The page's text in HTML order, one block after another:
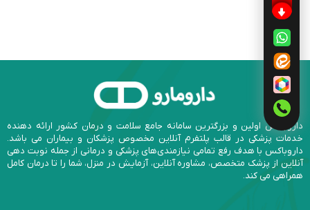
داروباکس اولین و بزرگترین سامانه جامع سلامت و درمان کشور ارائه دهنده
خدمات پزشکی در قالب پلتفرم آنلاین مخصوص پزشکان و بیماران می باشد.
داروباکس با هدف رفع تمامی نیازمندی‌های پزشکی و درمانی از جمله نوبت دهی
آنلاین از پزشک متخصص، مشاوره آنلاین، آزمایش در منزل، شما را تا درمان کامل
همراهی می کند.